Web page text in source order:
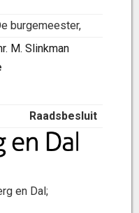
burgemeester,
M. Slinkman
Raadsbesluit
en Dal;